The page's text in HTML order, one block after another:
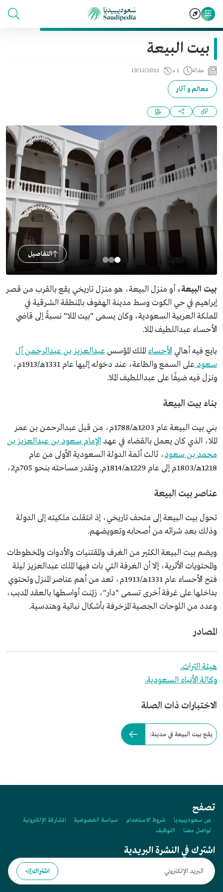
بيت البيعة
مقالة 1 د 19/12/2022
معالم و آثار
التفاصيل
بيت البيعة، أو منزل البيعة، هو منزل تاريخي يقع بالقرب من قصر
إبراهيم في حي الكوت وسط مدينة الهفوف بالمنطقة الشرقية في
المملكة العربية السعودية، وكان يسمى "بيت الملا" نسبةً إلى قاضي
الأحساء عبداللطيف الملا.
بايع فيه أهالي الأحساءالملك المؤسسعبدالعزيز بن عبدالرحمن آل
سعود
على السمع والطاعة، عند دخوله إليها عام 1331هـ/1913م،
ونزل فيه ضيفًا على عبداللطيف الملا.
بناء بيت البيعة
بني بيت البيعة عام 1203هـ/1788م، من قبل عبدالرحمن بن عمر
الملا، الذي كان يعمل بالقضاء في عهد الإمام سعود بن عبدالعزيز بن
محمد بن سعود، ثالث أئمة الدولة السعودية الأولى من عام
1218هـ/1803م إلى عام 1229هـ/1814م. وتقدر مساحته بنحو 705م2،
عناصر بيت البيعة
تحول بيت البيعة إلى متحف تاريخي، إذ انتقلت ملكيته إلى الدولة
وذلك بعد شرائه من أصحابه وتعويضهم.
ويضم بيت البيعة الكثير من الغرف والمقتنيات والأدوات والمخطوطات
والمحتويات الأثرية، إلا أن الغرفة التي بات فيها الملك عبدالعزيز ليلة
فتح الأحساء عام 1331هـ/1913م، تعد من أهم عناصر المنزل وتحتوي
بداخلها على غرفة أخرى تسمى "دار"، زيّنت أواسطها بالعقد المدبب،
وعدد من اللوحات الجصية المزخرفة بأشكال نباتية وهندسية.
المصادر
هيئة التراث.
وكالة الأنباء السعودية.
الاختبارات ذات الصلة
يقع بيت البيعة في مدينة:
تصفح
عن سعوديبيديا شروط الاستخدام سياسة الخصوصية
المشاركة الإلكترونية
تواصل معنا
التوظيف
اشترك في النشرة البريدية
اشتراك